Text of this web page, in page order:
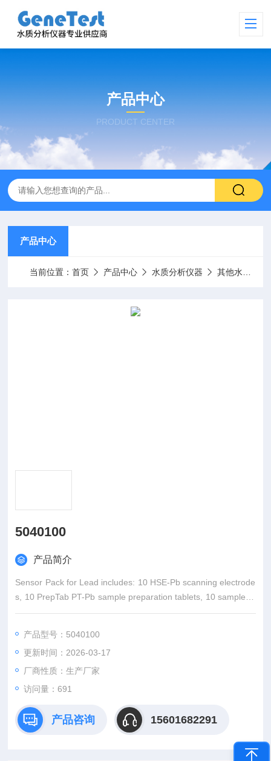
产品中心
PRODUCT CENTER
产品中心
当前位置：首页 产品中心 水质分析仪器 其他水质分析仪及配件
5040100
产品简介
Sensor Pack for Lead includes: 10 HSE-Pb scanning electrode
s, 10 PrepTab PT-Pb sample preparation tablets, 10 sample tu
bes, and crushing rods. 10 tests.
产品型号：5040100
更新时间：2026-03-17
厂商性质：生产厂家
访问量：691
产品咨询 15601682291